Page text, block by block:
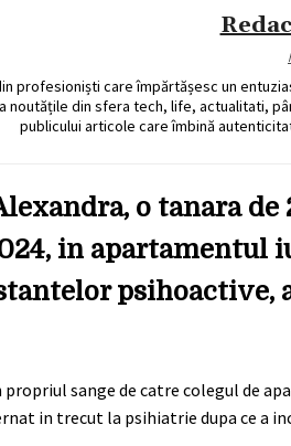
profesioniști care împărtășesc un
noutățile din sfera tech, life, actualitati,
publicului articole care îmbină
o tanara
in apartamentul
sange de catre colegul de
in trecut la psihiatrie dupa ce a